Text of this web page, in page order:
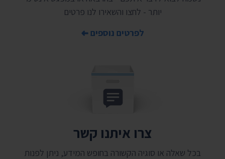
יותר - לחצו והשאירו לנו פרטים
לפרטים נוספים
צרו איתנו קשר
בכל שאלה או סוגיה הקשורה בחופש המידע, ניתן לפנות